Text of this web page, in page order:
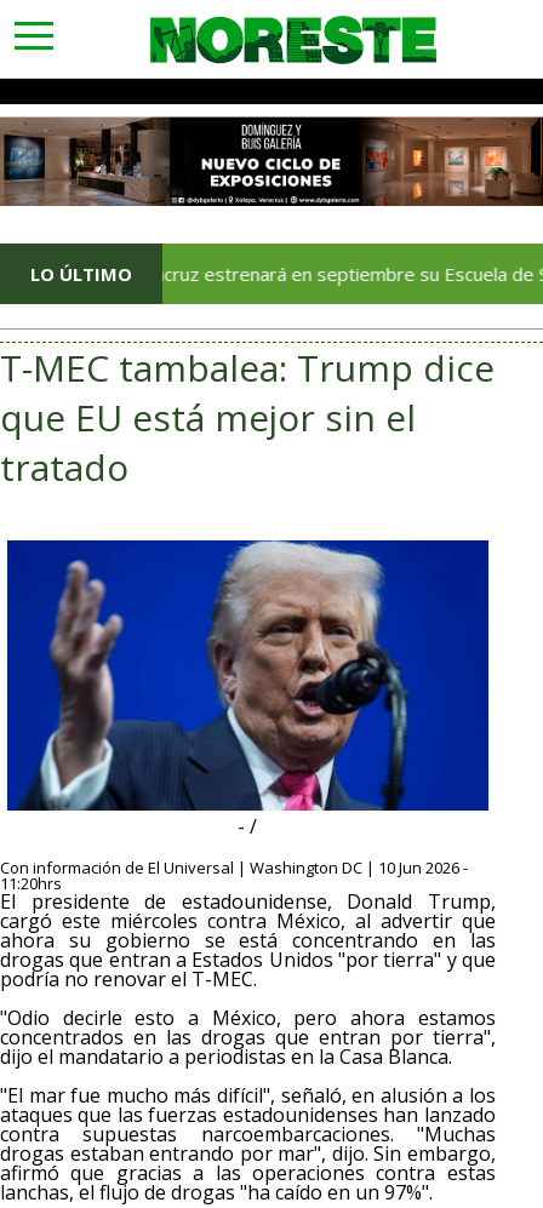
toggle
navigation
LO ÚLTIMO
Veracruz estrenará en septiembre su Escuela de Servicios
T-MEC tambalea: Trump dice
que EU está mejor sin el
tratado
- /
Con información de El Universal | Washington DC | 10 Jun 2026 -
11:20hrs
El presidente de estadounidense, Donald Trump,
cargó este miércoles contra México, al advertir que
ahora su gobierno se está concentrando en las
drogas que entran a Estados Unidos "por tierra" y que
podría no renovar el T-MEC.
"Odio decirle esto a México, pero ahora estamos
concentrados en las drogas que entran por tierra",
dijo el mandatario a periodistas en la Casa Blanca.
"El mar fue mucho más difícil", señaló, en alusión a los
ataques que las fuerzas estadounidenses han lanzado
contra supuestas narcoembarcaciones. "Muchas
drogas estaban entrando por mar", dijo. Sin embargo,
afirmó que gracias a las operaciones contra estas
lanchas, el flujo de drogas "ha caído en un 97%".